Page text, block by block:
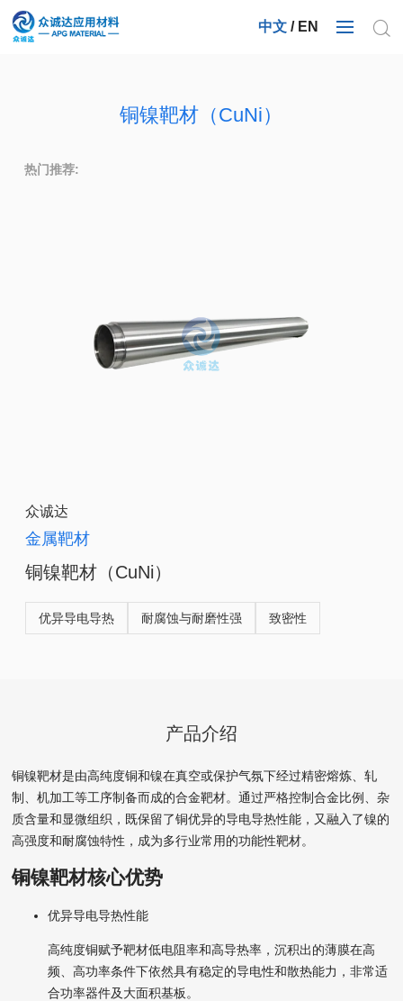
中文/ EN
铜镍靶材（CuNi）
热门推荐:
众诚达
金属靶材
铜镍靶材（CuNi）
优异导电导热 耐腐蚀与耐磨性强 致密性
产品介绍
铜镍靶材是由高纯度铜和镍在真空或保护气氛下经过精密熔炼、轧
制、机加工等工序制备而成的合金靶材。通过严格控制合金比例、杂
质含量和显微组织，既保留了铜优异的导电导热性能，又融入了镍的
高强度和耐腐蚀特性，成为多行业常用的功能性靶材。
铜镍靶材核心优势
优异导电导热性能
高纯度铜赋予靶材低电阻率和高导热率，沉积出的薄膜在高
频、高功率条件下依然具有稳定的导电性和散热能力，非常适
合功率器件及大面积基板。